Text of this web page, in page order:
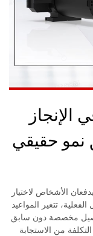
في الإنجاز
نمو حقيقي
الأشخاص لاختيار
تتغير المواعيد
مخصصة دون سابق
من الاستجابة